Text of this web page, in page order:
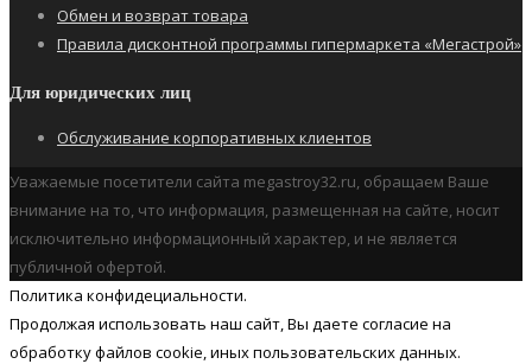
Обмен и возврат товара
Правила дисконтной программы гипермаркета «Мегастрой»
Для юридических лиц
Обслуживание корпоративных клиентов
Уважаемые посетители сайта megastroy32.ru, обращаем Ваше
внимание на то, что информация, размещенная на сайте, носит
исключительно информационный характер, и не является
публичной офертой.
Политика конфидециальности.
Продолжая использовать наш cайт, Вы даете согласие на
обработку файлов cookie, иных пользовательских данных.